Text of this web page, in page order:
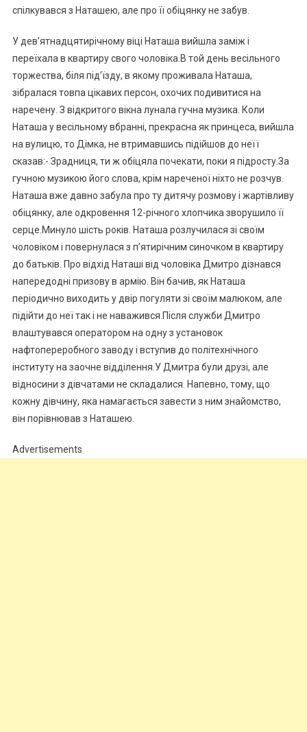
спілкувався з Наташею, але про її обіцянку не забув.
У дев’ятнадцятирічному віці Наташа вийшла заміж і
переїхала в квартиру свого чоловіка.В той день весільного
торжества, біля під’їзду, в якому проживала Наташа,
зібралася товпа цікавих персон, охочих подивитися на
наречену. З відкритого вікна лунала гучна музика. Коли
Наташа у весільному вбранні, прекрасна як принцеса, вийшла
на вулицю, то Дімка, не втримавшись підійшов до неї і
сказав:- Зрадниця, ти ж обіцяла почекати, поки я підросту.За
гучною музикою його слова, крім нареченої ніхто не розчув.
Наташа вже давно забула про ту дитячу розмову і жартівливу
обіцянку, але одкровення 12-річного хлопчика зворушило її
серце.Минуло шість років. Наташа розлучилася зі своїм
чоловіком і повернулася з п’ятирічним синочком в квартиру
до батьків. Про відхід Наташі від чоловіка Дмитро дізнався
напередодні призову в армію. Він бачив, як Наташа
періодично виходить у двір погуляти зі своїм малюком, але
підійти до неї так і не наважився.Після служби Дмитро
влаштувався оператором на одну з установок
нафтопереробного заводу і вступив до політехнічного
інституту на заочне відділення.У Дмитра були друзі, але
відносини з дівчатами не складалися. Напевно, тому, що
кожну дівчину, яка намагається завести з ним знайомство,
він порівнював з Наташею.
Advertisements